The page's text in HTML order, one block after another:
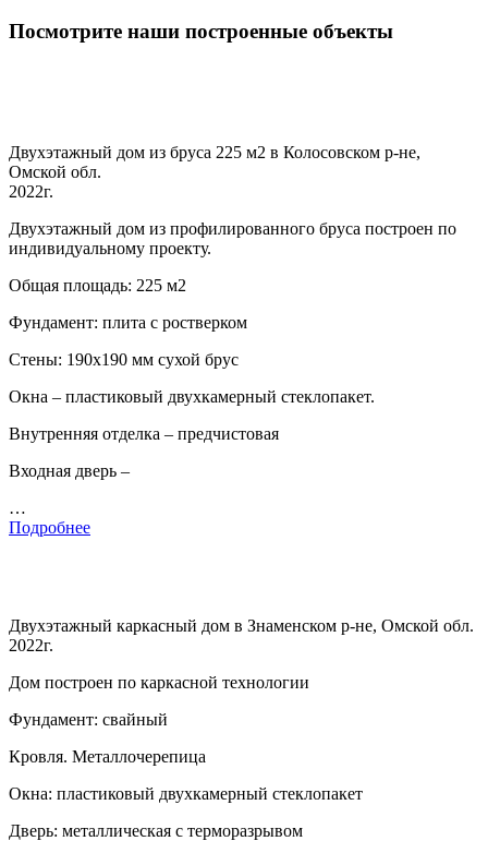
Посмотрите наши построенные объекты
Двухэтажный дом из бруса 225 м2 в Колосовском р-не,
Омской обл.
2022г.
Двухэтажный дом из профилированного бруса построен по
индивидуальному проекту.
Общая площадь: 225 м2
Фундамент: плита с ростверком
Стены: 190х190 мм сухой брус
Окна – пластиковый двухкамерный стеклопакет.
Внутренняя отделка – предчистовая
Входная дверь –
…
Подробнее
Двухэтажный каркасный дом в Знаменском р-не, Омской обл.
2022г.
Дом построен по каркасной технологии
Фундамент: свайный
Кровля. Металлочерепица
Окна: пластиковый двухкамерный стеклопакет
Дверь: металлическая с терморазрывом